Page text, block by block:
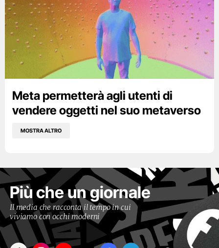
Meta permetterà agli utenti di
vendere oggetti nel suo metaverso
MOSTRA ALTRO
Più che un giornale
Il media che racconta il tempo in cui
viviamo con occhi moderni